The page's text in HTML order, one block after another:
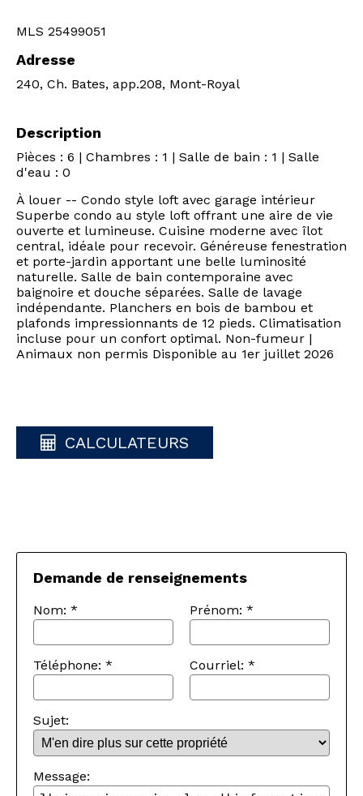
MLS 25499051
Adresse
240, Ch. Bates, app.208, Mont-Royal
Description
Pièces : 6 | Chambres : 1 | Salle de bain : 1 | Salle
d'eau : 0
À louer -- Condo style loft avec garage intérieur
Superbe condo au style loft offrant une aire de vie
ouverte et lumineuse. Cuisine moderne avec îlot
central, idéale pour recevoir. Généreuse fenestration
et porte-jardin apportant une belle luminosité
naturelle. Salle de bain contemporaine avec
baignoire et douche séparées. Salle de lavage
indépendante. Planchers en bois de bambou et
plafonds impressionnants de 12 pieds. Climatisation
incluse pour un confort optimal. Non-fumeur |
Animaux non permis Disponible au 1er juillet 2026
CALCULATEURS
Demande de renseignements
Nom: * Prénom: *
Téléphone: * Courriel: *
Sujet:
Message: